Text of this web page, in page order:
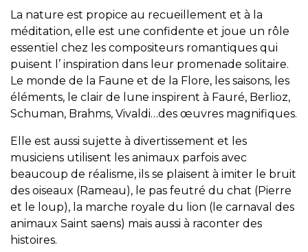
La nature est propice au recueillement et à la
méditation, elle est une confidente et joue un rôle
essentiel chez les compositeurs romantiques qui
puisent l’ inspiration dans leur promenade solitaire.
Le monde de la Faune et de la Flore, les saisons, les
éléments, le clair de lune inspirent à Fauré, Berlioz,
Schuman, Brahms, Vivaldi…des œuvres magnifiques.
Elle est aussi sujette à divertissement et les
musiciens utilisent les animaux parfois avec
beaucoup de réalisme, ils se plaisent à imiter le bruit
des oiseaux (Rameau), le pas feutré du chat (Pierre
et le loup), la marche royale du lion (le carnaval des
animaux Saint saens) mais aussi à raconter des
histoires.